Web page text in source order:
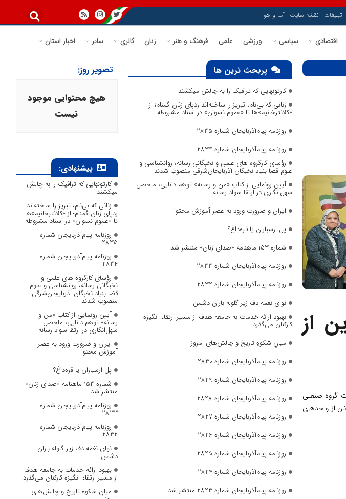
تبلیغات نقشه سایت آب و هوا
اقتصادی سیاسی ورزشی علمی فرهنگ و هنر زنان گالری سایر اخبار استان
از
گروه صنعتی
از واحدهای
پربحث ترین ها
کارتونهایی که ترافیک را به چالش میکشند
زنانی که بی‌نام، تبریز را ساخته‌اند ردپای زنان گمنام؛ از
«کلانترخانیم»ها تا «عموم نسوان» در اسناد مشروطه
روزنامه پیام‌آذربایجان شماره 2835
روزنامه پیام‌آذربایجان شماره 2834
رؤسای کارگروه های علمی و نخبگانی رسانه، روانشناسی و
علوم قضا بنیاد نخبگان آذربایجان‌شرقی منصوب شدند
آیین رونمایی از کتاب «من و رسانه» توهم دانایی، ماحصل
سهل‌انگاری در ارتقا سواد رسانه
ایران و ضرورت ورود به عصر آموزش محتوا
پل ارسباران یا قره‌داغ؟
شماره ۱۵۳ ماهنامه «صدای زنان» منتشر شد
روزنامه پیام‌آذربایجان شماره 2833
روزنامه پیام‌آذربایجان شماره 2832
نوای نغمه دف زیر گلوله باران دشمن
بهبود ارائه خدمات به جامعه هدف از مسیر ارتقاء انگیزه
کارکنان می‌گذرد
میانِ شکوهِ تاریخ و چالش‌های امروز
روزنامه پیام‌آذربایجان شماره 2830
روزنامه پیام‌آذربایجان شماره 2829
روزنامه پیام‌آذربایجان شماره 2828
روزنامه پیام‌آذربایجان شماره 2827
روزنامه پیام‌آذربایجان شماره 2826
روزنامه پیام‌آذربایجان شماره 2825
روزنامه پیام‌آذربایجان شماره 2824
روزنامه پیام‌آذربایجان شماره 2823 منتشر شد
تصویر روز:
هیچ محتوایی موجود
نیست
پیشنهادی:
کارتونهایی که ترافیک را به چالش
میکشند
زنانی که بی‌نام، تبریز را ساخته‌اند
ردپای زنان گمنام؛ از «کلانترخانیم»ها
تا «عموم نسوان» در اسناد مشروطه
روزنامه پیام‌آذربایجان شماره
2835
روزنامه پیام‌آذربایجان شماره
2834
رؤسای کارگروه های علمی و
نخبگانی رسانه، روانشناسی و علوم
قضا بنیاد نخبگان آذربایجان‌شرقی
منصوب شدند
آیین رونمایی از کتاب «من و
رسانه» توهم دانایی، ماحصل
سهل‌انگاری در ارتقا سواد رسانه
ایران و ضرورت ورود به عصر
آموزش محتوا
پل ارسباران یا قره‌داغ؟
شماره ۱۵۳ ماهنامه «صدای زنان»
منتشر شد
روزنامه پیام‌آذربایجان شماره
2833
روزنامه پیام‌آذربایجان شماره
2832
نوای نغمه دف زیر گلوله باران
دشمن
بهبود ارائه خدمات به جامعه هدف
از مسیر ارتقاء انگیزه کارکنان می‌گذرد
میانِ شکوهِ تاریخ و چالش‌های